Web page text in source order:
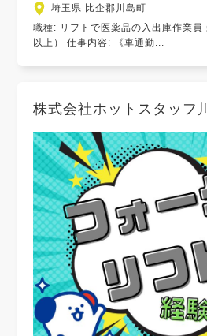
埼玉県 比企郡川島町
職種: リフトで医薬品の入出庫作業員
以上） 仕事内容: 《車通勤...
株式会社ホットスタッフ